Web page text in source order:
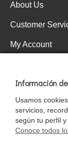
About Us
Customer
My Account
Información
Usamos
servicios,
según tu perfil y
Conoce todos